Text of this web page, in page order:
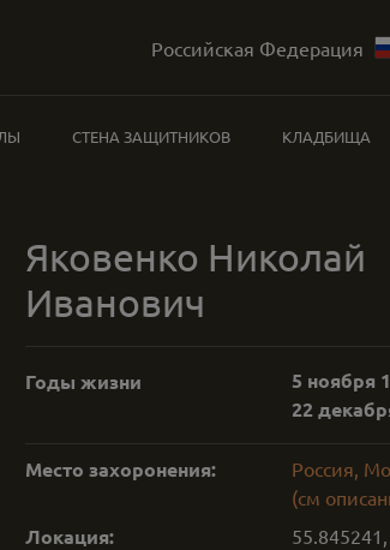
Российская Федерация
СТЕНА ЗАЩИТНИКОВ КЛАДБИЩА
Яковенко Николай
Иванович
Годы жизни
5 ноября
22
Место захоронения:
Россия,
(см
Локация: 55.845241 ,